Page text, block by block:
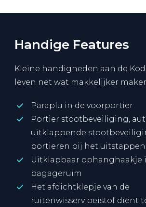
Handige Features
Kleine handigheden aan de
leven net wat makkelijker
Paraplu in de voorportier
Portier stootbeveiliging,
uitklappende
portieren bij het uitstappen
Uitklapbaar ophanghaakje
bagageruim
Het afdichtklepje van de
ruitenwisservloeistof dient